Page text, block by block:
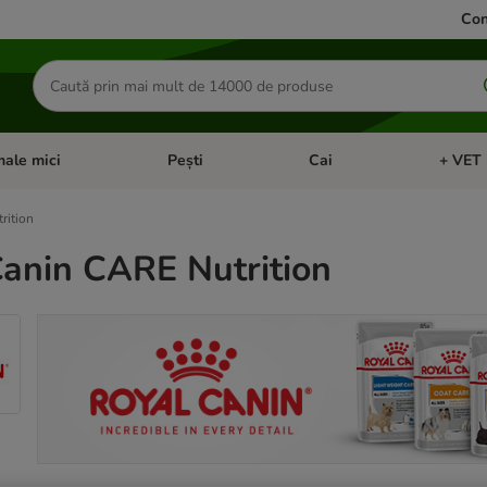
Căutare
produse
Pisicimeniul cu categorii: Păsări
mici Deschideți meniul cu categorii: Animale mici
Pești Deschideți meniul cu
Cai +
CARE Nutrition